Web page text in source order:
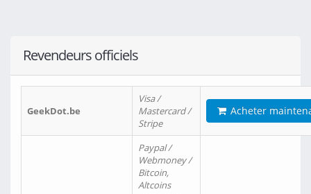
Revendeurs officiels
GeekDot.be
Visa /
Mastercard /
Stripe
Acheter
Paypal /
Webmoney /
Bitcoin,
Altcoins